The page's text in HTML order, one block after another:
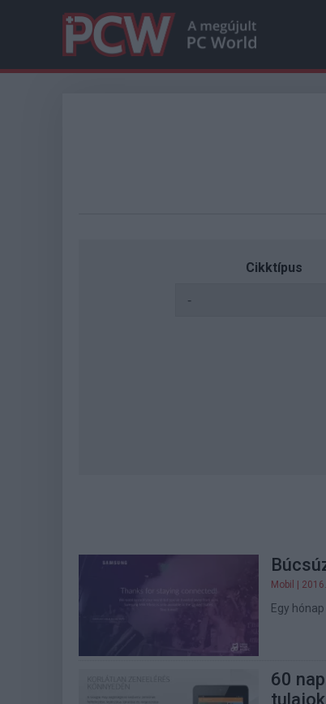
Cikktípus
Mobil |
Egy
60